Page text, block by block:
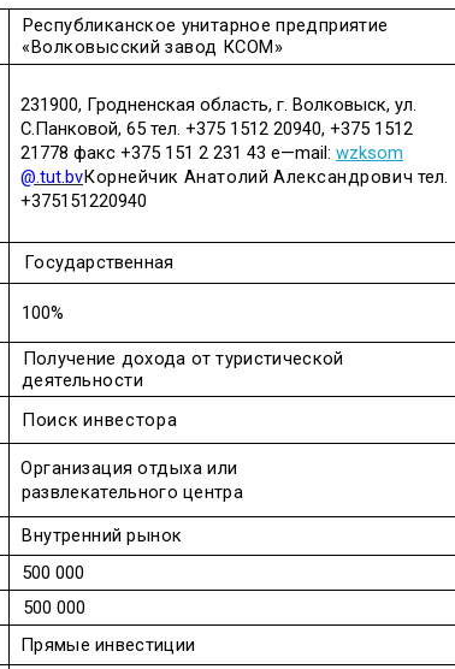
Республиканское унитарное предприятие
«Волковысский завод КСОМ»
231900, Гродненская область, г. Волковыск, ул.
С.Панковой, 65 тел. +375 1512 20940, +375 1512
21778 факс +375 151 2 231 43 e—mail: wzksom
@.tut.bvКорнейчик Анатолий Александрович тел.
+375151220940
Государственная
100%
Получение дохода от туристической
деятельности
Поиск инвестора
Организация отдыха или
развлекательного центра
Внутренний рынок
500 000
500 000
Прямые инвестиции